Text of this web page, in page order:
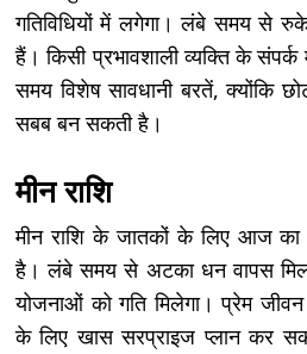
गतिविधियों में लगेगा। लंबे समय से
हैं। किसी प्रभावशाली व्यक्ति के
समय विशेष सावधानी बरतें, क्योंकि
सबब बन सकती है।
मीन राशि
मीन राशि के जातकों के लिए आज का
है। लंबे समय से अटका धन वापस
योजनाओं को गति मिलेगा। प्रेम जीवन
के लिए खास सरप्राइज प्लान कर